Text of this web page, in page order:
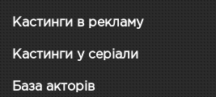
Кастинги в рекламу
Кастинги у серіали
База акторів